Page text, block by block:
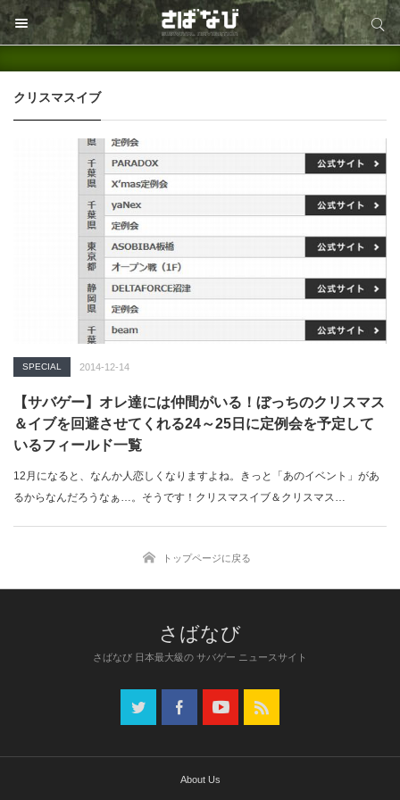
サイト内検索
クリスマスイブ
SPECIAL 2014-12-14
【サバゲー】オレ達には仲間がいる！ぼっちのクリスマス
＆イブを回避させてくれる24～25日に定例会を予定して
いるフィールド一覧
12月になると、なんか人恋しくなりますよね。きっと「あのイベント」があ
るからなんだろうなぁ…。そうです！クリスマスイブ＆クリスマス…
トップページに戻る
さばなび 日本最大級の サバゲー ニュースサイト
About Us
サイト内検索